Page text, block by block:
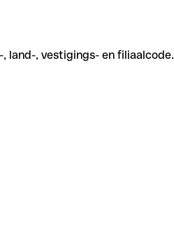
land-, vestigings- en filiaalcode.